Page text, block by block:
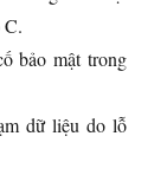
C.
bảo mật trong
dữ liệu do lỗ